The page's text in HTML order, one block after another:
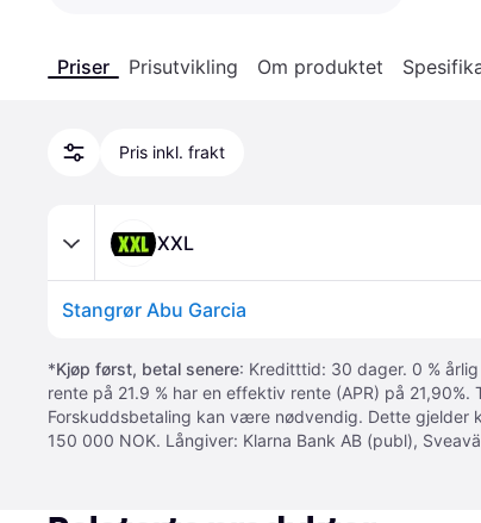
Priser Prisutvikling Om produktet
Pris inkl. frakt
XXL
Stangrør Abu Garcia
*Kjøp først, betal senere: Kreditttid: 30 dager. 0 %
rente på 21.9 % har en effektiv rente (APR) på
Forskuddsbetaling kan være nødvendig. Dette gjelder
150 000 NOK. Långiver: Klarna Bank AB (publ),